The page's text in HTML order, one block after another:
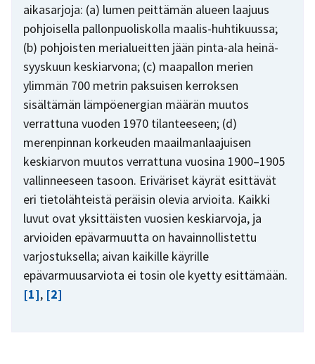
aikasarjoja: (a) lumen peittämän alueen laajuus
pohjoisella pallonpuoliskolla maalis-huhtikuussa;
(b) pohjoisten merialueitten jään pinta-ala heinä-
syyskuun keskiarvona; (c) maapallon merien
ylimmän 700 metrin paksuisen kerroksen
sisältämän lämpöenergian määrän muutos
verrattuna vuoden 1970 tilanteeseen; (d)
merenpinnan korkeuden maailmanlaajuisen
keskiarvon muutos verrattuna vuosina 1900–1905
vallinneeseen tasoon. Eriväriset käyrät esittävät
eri tietolähteistä peräisin olevia arvioita. Kaikki
luvut ovat yksittäisten vuosien keskiarvoja, ja
arvioiden epävarmuutta on havainnollistettu
varjostuksella; aivan kaikille käyrille
epävarmuusarviota ei tosin ole kyetty esittämään.
[1], [2]